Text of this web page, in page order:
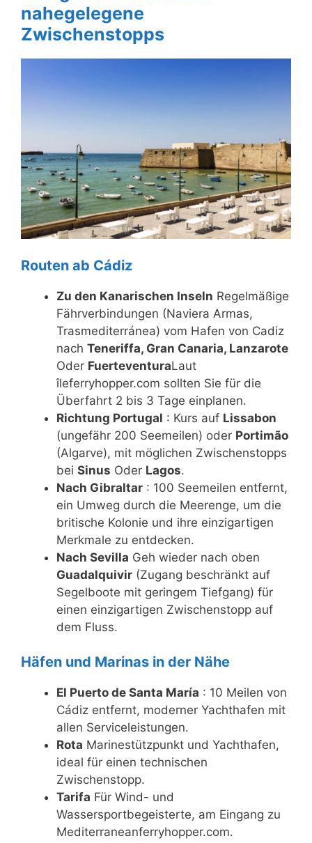
nahegelegene
Zwischenstopps
Routen ab Cádiz
Zu den Kanarischen Inseln Regelmäßige
Fährverbindungen (Naviera Armas,
Trasmediterránea) vom Hafen von Cadiz
nach Teneriffa, Gran Canaria, Lanzarote
Oder FuerteventuraLaut
îleferryhopper.com sollten Sie für die
Überfahrt 2 bis 3 Tage einplanen.
Richtung Portugal : Kurs auf Lissabon
(ungefähr 200 Seemeilen) oder Portimão
(Algarve), mit möglichen Zwischenstopps
bei Sinus Oder Lagos.
Nach Gibraltar : 100 Seemeilen entfernt,
ein Umweg durch die Meerenge, um die
britische Kolonie und ihre einzigartigen
Merkmale zu entdecken.
Nach Sevilla Geh wieder nach oben
Guadalquivir (Zugang beschränkt auf
Segelboote mit geringem Tiefgang) für
einen einzigartigen Zwischenstopp auf
dem Fluss.
Häfen und Marinas in der Nähe
El Puerto de Santa María : 10 Meilen von
Cádiz entfernt, moderner Yachthafen mit
allen Serviceleistungen.
Rota Marinestützpunkt und Yachthafen,
ideal für einen technischen
Zwischenstopp.
Tarifa Für Wind- und
Wassersportbegeisterte, am Eingang zu
Mediterraneanferryhopper.com.